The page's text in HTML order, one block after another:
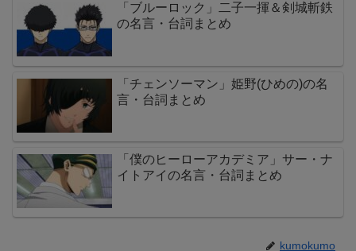
「ブルーロック」二子一揮＆剣城斬鉄
の名言・台詞まとめ
「チェンソーマン」姫野(ひめの)の名
言・台詞まとめ
「僕のヒーローアカデミア」サー・ナ
イトアイの名言・台詞まとめ
kumokumo